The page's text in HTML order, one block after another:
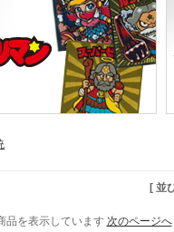
[ 並
品を表示しています 次のページへ